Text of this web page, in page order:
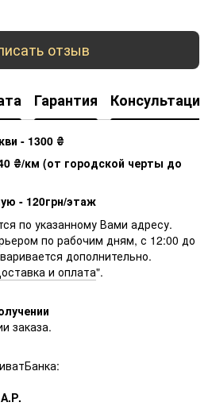
отзыв
Гарантия Консультация
- 1300 ₴
₴/км (от городской черты до
- 120грн/этаж
по указанному Вами адресу.
по рабочим дням, с 12:00 до
дополнительно.
и оплата".
заказа.